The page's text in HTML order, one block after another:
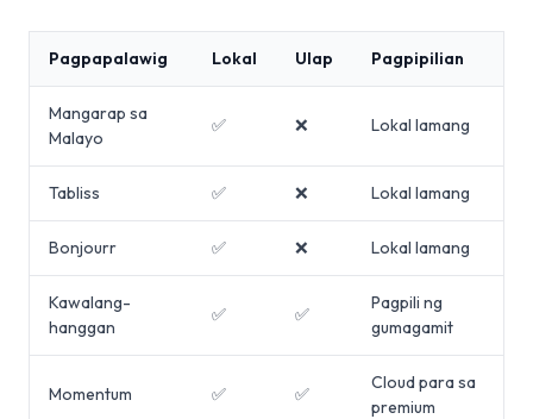
Pagpapalawig Lokal Ulap Pagpipilian
Mangarap sa
Malayo
✅ ❌ Lokal lamang
Tabliss ✅ ❌ Lokal lamang
Bonjourr ✅ ❌ Lokal lamang
Kawalang-
hanggan
✅ ✅
Pagpili ng
gumagamit
Momentum ✅ ✅
Cloud para sa
premium